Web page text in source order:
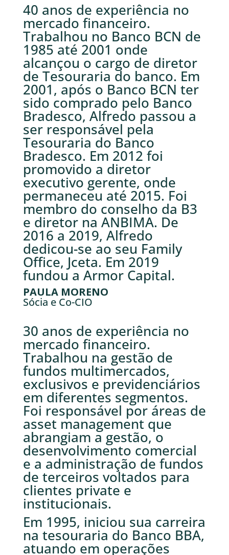
40 anos de experiência no
mercado financeiro.
Trabalhou no Banco BCN de
1985 até 2001 onde
alcançou o cargo de diretor
de Tesouraria do banco. Em
2001, após o Banco BCN ter
sido comprado pelo Banco
Bradesco, Alfredo passou a
ser responsável pela
Tesouraria do Banco
Bradesco. Em 2012 foi
promovido a diretor
executivo gerente, onde
permaneceu até 2015. Foi
membro do conselho da B3
e diretor na ANBIMA. De
2016 a 2019, Alfredo
dedicou-se ao seu Family
Office, Jceta. Em 2019
fundou a Armor Capital.
PAULA MORENO
Sócia e Co-CIO
30 anos de experiência no
mercado financeiro.
Trabalhou na gestão de
fundos multimercados,
exclusivos e previdenciários
em diferentes segmentos.
Foi responsável por áreas de
asset management que
abrangiam a gestão, o
desenvolvimento comercial
e a administração de fundos
de terceiros voltados para
clientes private e
institucionais.
Em 1995, iniciou sua carreira
na tesouraria do Banco BBA,
atuando em operações